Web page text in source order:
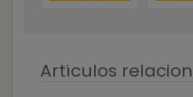
Artículos